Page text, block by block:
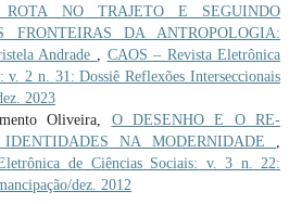
NO TRAJETO E SEGUINDO
FRONTEIRAS DA ANTROPOLOGIA:
Andrade , CAOS – Revista Eletrônica
v. 2 n. 31: Dossiê Reflexões Interseccionais
2023
Oliveira, O DESENHO E O RE-
NA MODERNIDADE ,
de Ciências Sociais: v. 3 n. 22:
dez. 2012